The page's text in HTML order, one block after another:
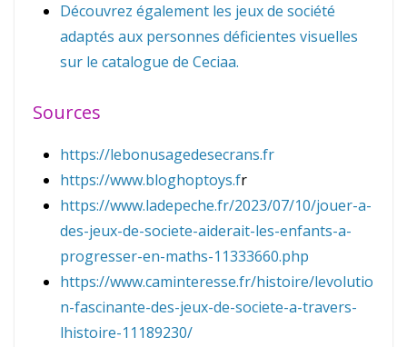
Découvrez également les jeux de société
adaptés aux personnes déficientes visuelles
sur le catalogue de Ceciaa.
Sources
https://lebonusagedesecrans.fr
https://www.bloghoptoys.fr
https://www.ladepeche.fr/2023/07/10/jouer-a-
des-jeux-de-societe-aiderait-les-enfants-a-
progresser-en-maths-11333660.php
https://www.caminteresse.fr/histoire/levolutio
n-fascinante-des-jeux-de-societe-a-travers-
lhistoire-11189230/